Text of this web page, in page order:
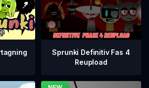
Sprunki Definitiv Fas 4
Reupload